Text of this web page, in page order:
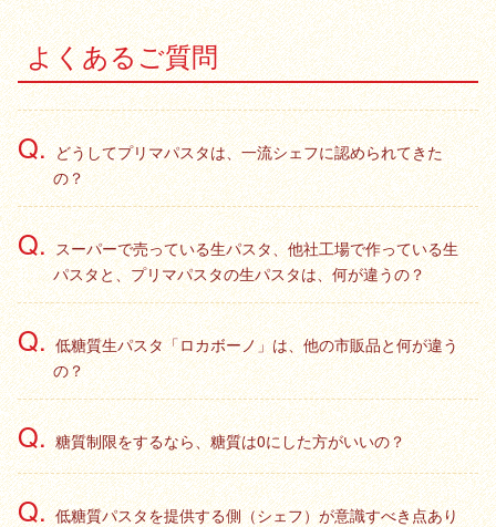
よくあるご質問
どうしてプリマパスタは、一流シェフに認められてきた
の？
スーパーで売っている生パスタ、他社工場で作っている生
パスタと、プリマパスタの生パスタは、何が違うの？
低糖質生パスタ「ロカボーノ」は、他の市販品と何が違う
の？
糖質制限をするなら、糖質は0にした方がいいの？
低糖質パスタを提供する側（シェフ）が意識すべき点あり